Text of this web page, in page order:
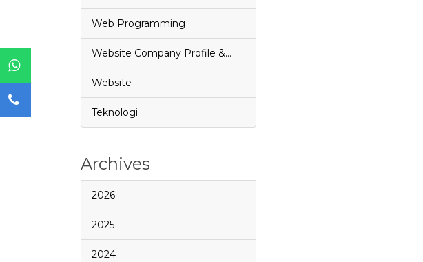
Web Programming
Website Company Profile &…
Website
Teknologi
Archives
2026
2025
2024